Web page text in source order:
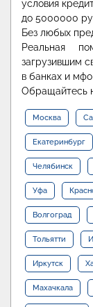
условия
до 5000000
Без любых
Реальная
загрузившим
в банках и мфо
Обращайтесь
Москва
Екатеринбург
Челябинск
Уфа
Волгоград
Тольятти
Иркутск
Махачкала